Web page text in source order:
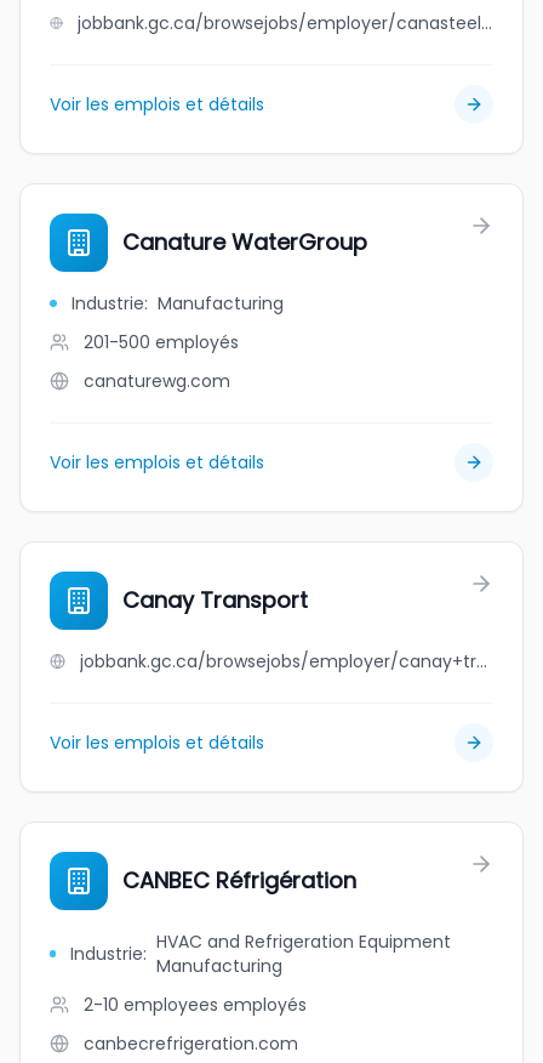
jobbank.gc.ca/browsejobs/employer/canasteel+rebar+services+corp./ca
Voir les emplois et détails
Canature WaterGroup
Industrie: Manufacturing
201-500 employés
canaturewg.com
Voir les emplois et détails
Canay Transport
jobbank.gc.ca/browsejobs/employer/canay+transport/ca
Voir les emplois et détails
CANBEC Réfrigération
Industrie: HVAC and Refrigeration Equipment
Manufacturing
2-10 employees employés
canbecrefrigeration.com